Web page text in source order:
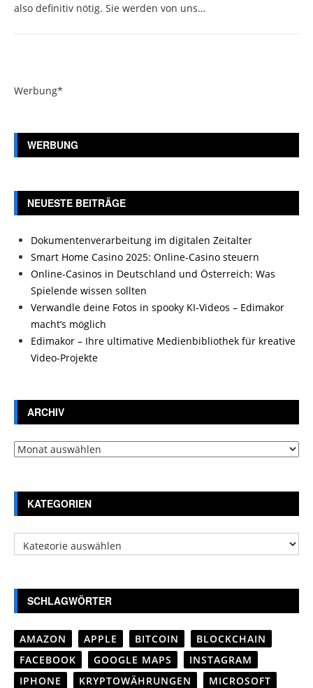
also definitiv nötig. Sie werden von uns…
Werbung*
WERBUNG
NEUESTE BEITRÄGE
Dokumentenverarbeitung im digitalen Zeitalter
Smart Home Casino 2025: Online-Casino steuern
Online-Casinos in Deutschland und Österreich: Was
Spielende wissen sollten
Verwandle deine Fotos in spooky KI-Videos – Edimakor
macht’s möglich
Edimakor – Ihre ultimative Medienbibliothek für kreative
Video-Projekte
ARCHIV
Archiv
KATEGORIEN
Kategorien
SCHLAGWÖRTER
AMAZON APPLE BITCOIN
BLOCKCHAIN
FACEBOOK
GOOGLE MAPS
INSTAGRAM
IPHONE
KRYPTOWÄHRUNGEN
MICROSOFT